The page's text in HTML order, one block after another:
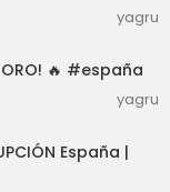
yagru
ORO! 🔥 #españa
yagru
España |